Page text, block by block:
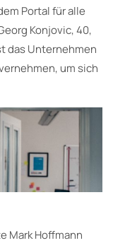
Portal für alle
Konjovic, 40,
das Unternehmen
um sich
Mark Hoffmann